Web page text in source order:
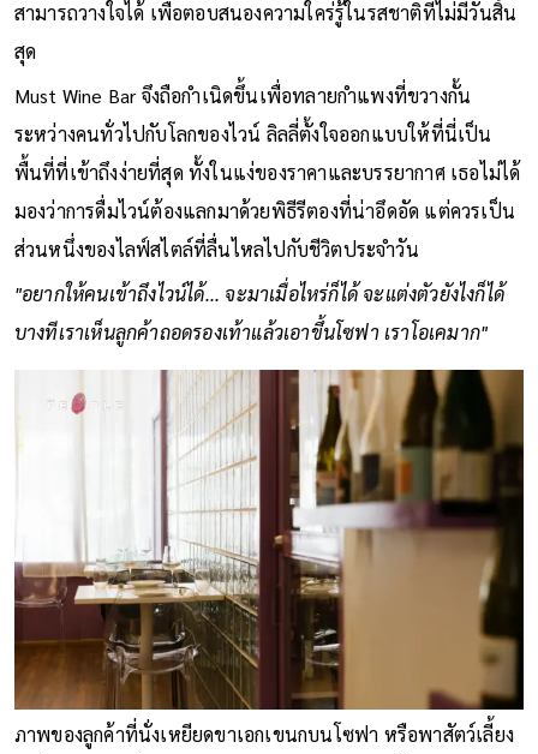
สามารถวางใจได้ เพื่อตอบสนองความใคร่รู้ในรสชาติที่ไม่มีวันสิ้น
สุด
Must Wine Bar จึงถือกำเนิดขึ้นเพื่อทลายกำแพงที่ขวางกั้น
ระหว่างคนทั่วไปกับโลกของไวน์ ลิลลี่ตั้งใจออกแบบให้ที่นี่เป็น
พื้นที่ที่เข้าถึงง่ายที่สุด ทั้งในแง่ของราคาและบรรยากาศ เธอไม่ได้
มองว่าการดื่มไวน์ต้องแลกมาด้วยพิธีรีตองที่น่าอึดอัด แต่ควรเป็น
ส่วนหนึ่งของไลฟ์สไตล์ที่ลื่นไหลไปกับชีวิตประจำวัน
"อยากให้คนเข้าถึงไวน์ได้... จะมาเมื่อไหร่ก็ได้ จะแต่งตัวยังไงก็ได้
บางทีเราเห็นลูกค้าถอดรองเท้าแล้วเอาขึ้นโซฟา เราโอเคมาก"
ภาพของลูกค้าที่นั่งเหยียดขาเอกเขนกบนโซฟา หรือพาสัตว์เลี้ยง